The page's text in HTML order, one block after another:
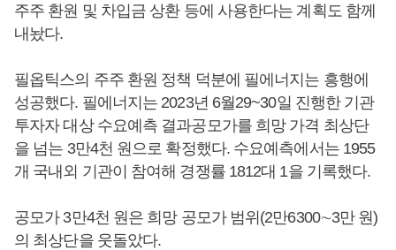
주주 환원 및 차입금 상환 등에 사용한다는 계획도 함께
내놨다.
필옵틱스의 주주 환원 정책 덕분에 필에너지는 흥행에
성공했다. 필에너지는 2023년 6월29~30일 진행한 기관
투자자 대상 수요예측 결과공모가를 희망 가격 최상단
을 넘는 3만4천 원으로 확정했다. 수요예측에서는 1955
개 국내외 기관이 참여해 경쟁률 1812대 1을 기록했다.
공모가 3만4천 원은 희망 공모가 범위(2만6300∼3만 원)
의 최상단을 웃돌았다.